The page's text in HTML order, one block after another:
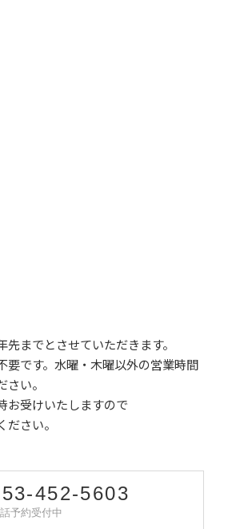
先までとさせていただきます。
要です。水曜・木曜以外の営業時間
い。
お受けいたしますので
さい。
452-5603
予約受付中